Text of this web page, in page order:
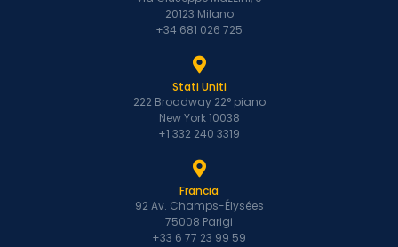
20123 Milano
+34 681 026 725
Stati Uniti
222 Broadway 22° piano
New York 10038
+1 332 240 3319
Francia
92 Av. Champs-Élysées
75008 Parigi
+33 6 77 23 99 59